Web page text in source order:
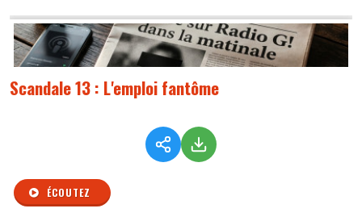
Scandale 13 : L'emploi fantôme
ÉCOUTEZ